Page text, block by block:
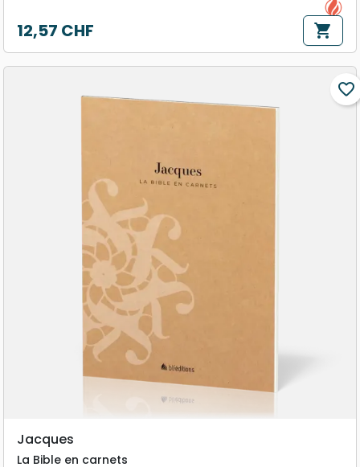
Prix
12,57 CHF shopping_cart
favorite_border
Jacques
La Bible en carnets